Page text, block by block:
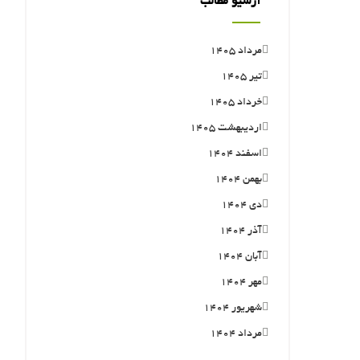
مرداد ۱۴۰۵
تیر ۱۴۰۵
خرداد ۱۴۰۵
اردیبهشت ۱۴۰۵
اسفند ۱۴۰۴
بهمن ۱۴۰۴
دی ۱۴۰۴
آذر ۱۴۰۴
آبان ۱۴۰۴
مهر ۱۴۰۴
شهریور ۱۴۰۴
مرداد ۱۴۰۴